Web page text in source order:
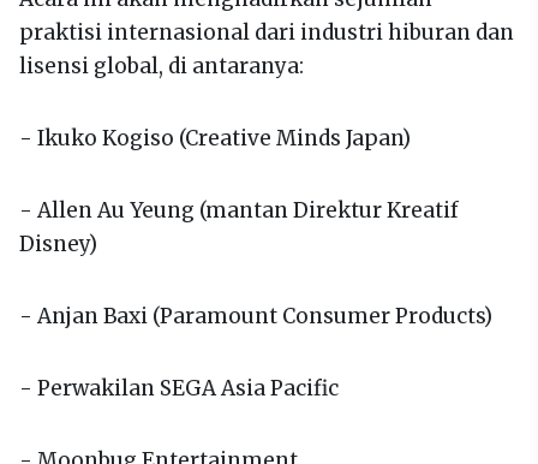
praktisi internasional dari industri hiburan dan
lisensi global, di antaranya:
- Ikuko Kogiso (Creative Minds Japan)
- Allen Au Yeung (mantan Direktur Kreatif
Disney)
- Anjan Baxi (Paramount Consumer Products)
- Perwakilan SEGA Asia Pacific